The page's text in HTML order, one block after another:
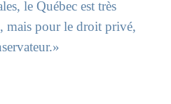
le Québec est très
mais pour le droit privé,